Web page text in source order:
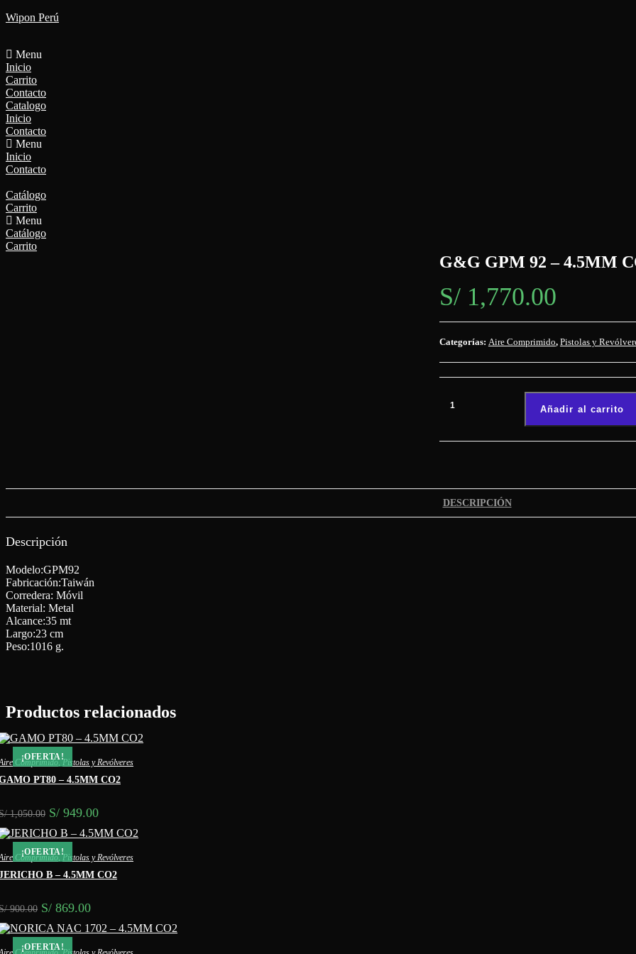
Saltar
Wipon Perú
Menu
Inicio
Carrito
Contacto
Catalogo
Inicio
Contacto
Menu
Inicio
Contacto
Catálogo
Carrito
Menu
Catálogo
Carrito
G&G GPM 92 – 4.5MM
S/1,770.00
Categorías: Aire Comprimido, Pistolas y
GPM
Añadir al carrito
DESCRIPCIÓN
Descripción
Modelo:GPM92
Fabricación:Taiwán
Corredera: Móvil
Material: Metal
Alcance:35 mt
Largo:23 cm
Peso:1016 g.
Productos relacionados
¡OFERTA!
Comprimido,Pistolas y Revólveres
PT80 – 4.5MM CO2
1,050.00 El
original
era:
S/ 1,050.00.
S/ 949.00El
actual
es:
S/ 949.00.
¡OFERTA!
Comprimido,Pistolas y Revólveres
B – 4.5MM CO2
900.00 El
original
era:
S/ 869.00El
actual
es:
¡OFERTA!